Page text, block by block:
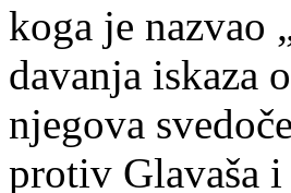
koga je nazvao
davanja iskaza
njegova
protiv Glavaša